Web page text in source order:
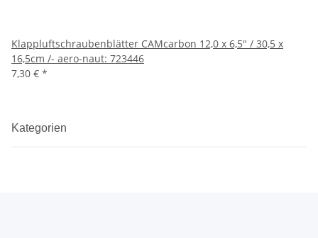
Klappluftschraubenblätter CAMcarbon 12,0 x 6,5" / 30,5 x
16,5cm /- aero-naut: 723446
7,30 € *
Kategorien